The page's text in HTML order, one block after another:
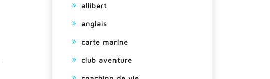
allibert
anglais
carte marine
club aventure